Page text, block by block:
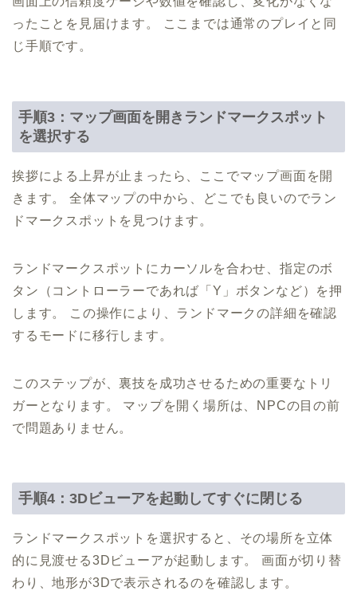
ったことを見届けます。 ここまでは通常のプレイと同
じ手順です。
手順3：マップ画面を開きランドマークスポット
を選択する
挨拶による上昇が止まったら、ここでマップ画面を開
きます。 全体マップの中から、どこでも良いのでラン
ドマークスポットを見つけます。
ランドマークスポットにカーソルを合わせ、指定のボ
タン（コントローラーであれば「Y」ボタンなど）を押
します。 この操作により、ランドマークの詳細を確認
するモードに移行します。
このステップが、裏技を成功させるための重要なトリ
ガーとなります。 マップを開く場所は、NPCの目の前
で問題ありません。
手順4：3Dビューアを起動してすぐに閉じる
ランドマークスポットを選択すると、その場所を立体
的に見渡せる3Dビューアが起動します。 画面が切り替
わり、地形が3Dで表示されるのを確認します。